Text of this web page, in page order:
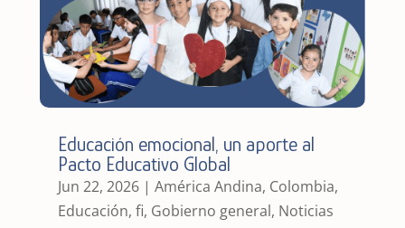
Educación emocional, un aporte al
Pacto Educativo Global
Jun 22, 2026| América Andina, Colombia,
Educación, fi, Gobierno general, Noticias